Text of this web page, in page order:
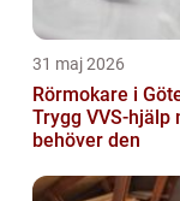
31 maj 2026
Rörmokare i
Trygg VVS-hjälp
behöver den